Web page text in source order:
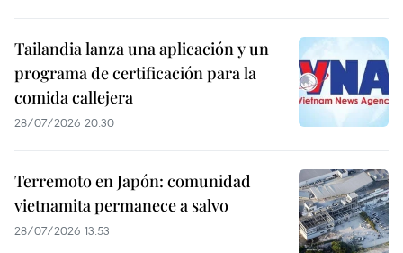
Tailandia lanza una aplicación y un
programa de certificación para la
comida callejera
28/07/2026 20:30
Terremoto en Japón: comunidad
vietnamita permanece a salvo
28/07/2026 13:53